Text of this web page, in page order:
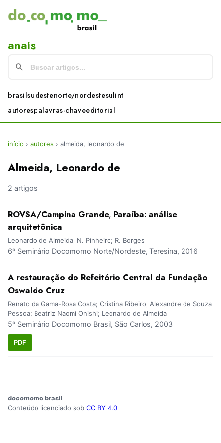
anais
brasilsudestenorte/nordestesulint
autorespalavras-chaveeditorial
início › autores › almeida, leonardo de
Almeida, Leonardo de
2 artigos
ROVSA/Campina Grande, Paraíba: análise
arquitetônica
Leonardo de Almeida; N. Pinheiro; R. Borges
6º Seminário Docomomo Norte/Nordeste, Teresina, 2016
A restauração do Refeitório Central da Fundação
Oswaldo Cruz
Renato da Gama-Rosa Costa; Cristina Ribeiro; Alexandre de Souza
Pessoa; Beatriz Naomi Onishi; Leonardo de Almeida
5º Seminário Docomomo Brasil, São Carlos, 2003
PDF
docomomo brasil
Conteúdo licenciado sob CC BY 4.0